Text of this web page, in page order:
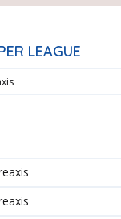
LEAGUE